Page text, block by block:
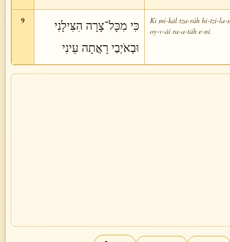
9
כִּי מִכָּל־צָרָה הִצִּילָנִי
וּבְאֹיְבַי רָאֲתָה עֵינִי
Ki mi-kál tza-ráh hi-tzí-la-
oy-v-ái ra-a-táh e-ní.